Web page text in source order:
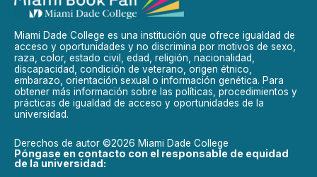
Miami Dade College es una institución que ofrece igualdad de
acceso y oportunidades y no discrimina por motivos de sexo,
raza, color, estado civil, edad, religión, nacionalidad,
discapacidad, condición de veterano, origen étnico,
embarazo, orientación sexual o información genética. Para
obtener más información sobre las políticas, procedimientos y
prácticas de igualdad de acceso y oportunidades de la
universidad.
Derechos de autor ©2026 Miami Dade College
Póngase en contacto con el responsable de equidad
de la universidad: